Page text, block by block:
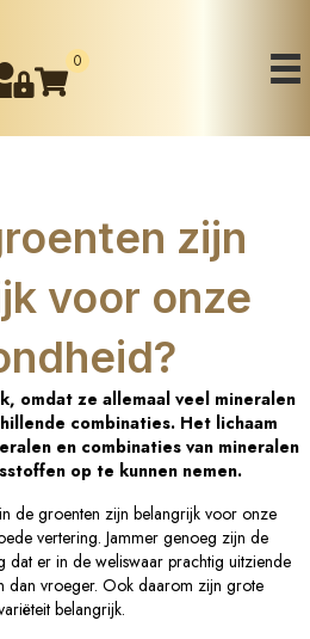
0
zijn
voor onze
omdat ze allemaal veel mineralen
combinaties. Het lichaam
en combinaties van mineralen
op te kunnen nemen.
de groenten zijn belangrijk voor onze
vertering. Jammer genoeg zijn de
dat er in de weliswaar prachtig uitziende
dan vroeger. Ook daarom zijn grote
belangrijk.